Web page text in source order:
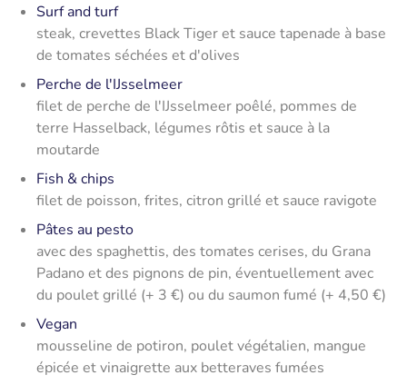
Surf and turf
steak, crevettes Black Tiger et sauce tapenade à base
de tomates séchées et d'olives
Perche de l'IJsselmeer
filet de perche de l'IJsselmeer poêlé, pommes de
terre Hasselback, légumes rôtis et sauce à la
moutarde
Fish & chips
filet de poisson, frites, citron grillé et sauce ravigote
Pâtes au pesto
avec des spaghettis, des tomates cerises, du Grana
Padano et des pignons de pin, éventuellement avec
du poulet grillé (+ 3 €) ou du saumon fumé (+ 4,50 €)
Vegan
mousseline de potiron, poulet végétalien, mangue
épicée et vinaigrette aux betteraves fumées